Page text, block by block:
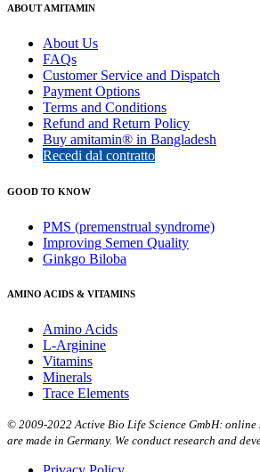
ABOUT AMITAMIN
About Us
FAQs
Customer Service and Dispatch
Payment Options
Terms and Conditions
Refund and Return Policy
Buy amitamin® in Bangladesh
Recedi dal contratto
GOOD TO KNOW
PMS (premenstrual syndrome)
Improving Semen Quality
Ginkgo Biloba
AMINO ACIDS & VITAMINS
Amino Acids
L-Arginine
Vitamins
Minerals
Trace Elements
© 2009-2022 Active Bio Life Science GmbH:
are made in Germany. We conduct research and